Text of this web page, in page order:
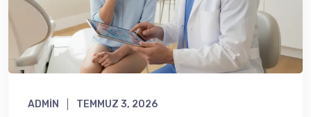
ADMIN TEMMUZ 3, 2026